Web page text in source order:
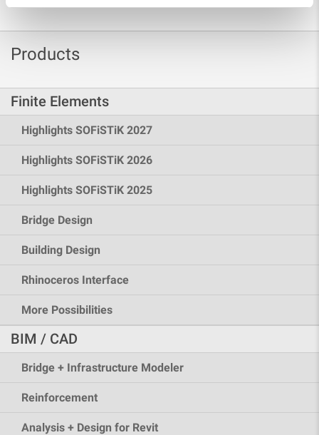
Products
Finite Elements
Highlights SOFiSTiK 2027
Highlights SOFiSTiK 2026
Highlights SOFiSTiK 2025
Bridge Design
Building Design
Rhinoceros Interface
More Possibilities
BIM / CAD
Bridge + Infrastructure Modeler
Reinforcement
Analysis + Design for Revit